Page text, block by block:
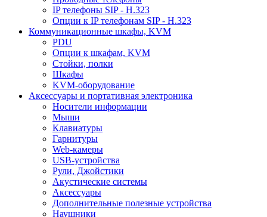
IP телефоны SIP - H.323
Опции к IP телефонам SIP - H.323
Коммуникационные шкафы, KVM
PDU
Опции к шкафам, KVM
Стойки, полки
Шкафы
KVM-оборудование
Аксессуары и портативная электроника
Носители информации
Мыши
Клавиатуры
Гарнитуры
Web-камеры
USB-устройства
Рули, Джойстики
Акустические системы
Аксессуары
Дополнительные полезные устройства
Наушники